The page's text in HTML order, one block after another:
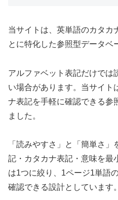
当サイトは、英単語のカタカ
とに特化した参照型データベ
アルファベット表記だけでは
い場合があります。当サイト
ナ表記を手軽に確認できる参
ました。
「読みやすさ」と「簡単さ
記・カタカナ表記・意味を最
は1つに絞り、1ページ1単語
確認できる設計としています。